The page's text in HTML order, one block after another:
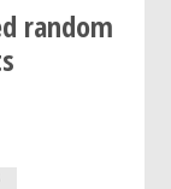
random